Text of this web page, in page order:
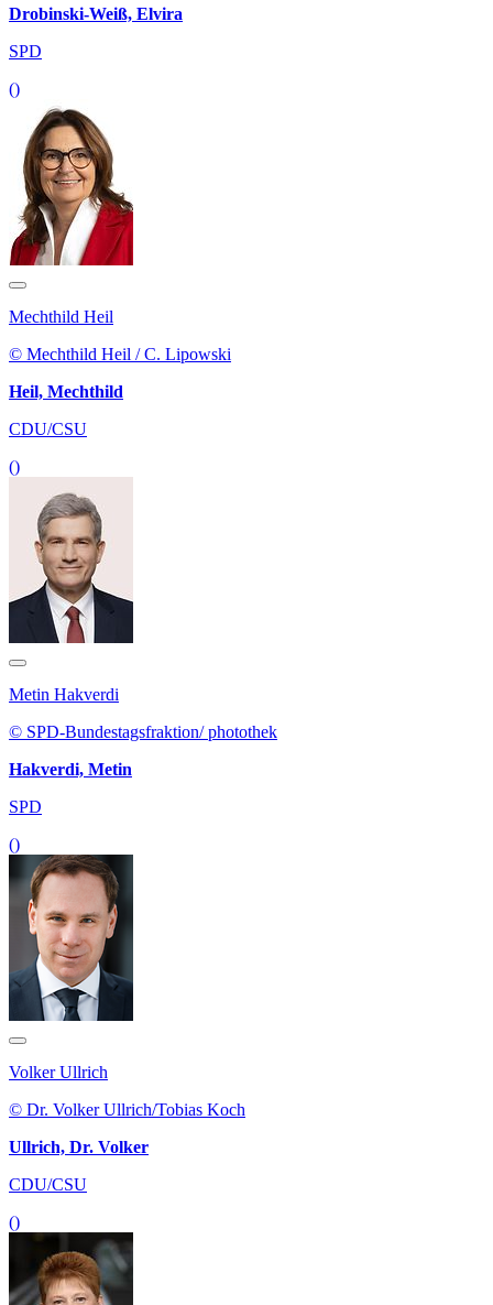
Drobinski-Weiß, Elvira
SPD
()
Mechthild Heil
© Mechthild Heil / C. Lipowski
Heil, Mechthild
CDU/CSU
()
Metin Hakverdi
© SPD-Bundestagsfraktion/ photothek
Hakverdi, Metin
SPD
()
Volker Ullrich
© Dr. Volker Ullrich/Tobias Koch
Ullrich, Dr. Volker
CDU/CSU
()